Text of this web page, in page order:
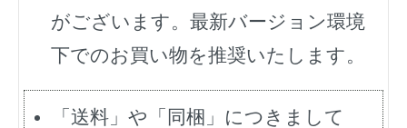
がございます。最新バージョン環境
下でのお買い物を推奨いたします。
「送料」や「同梱」につきまして